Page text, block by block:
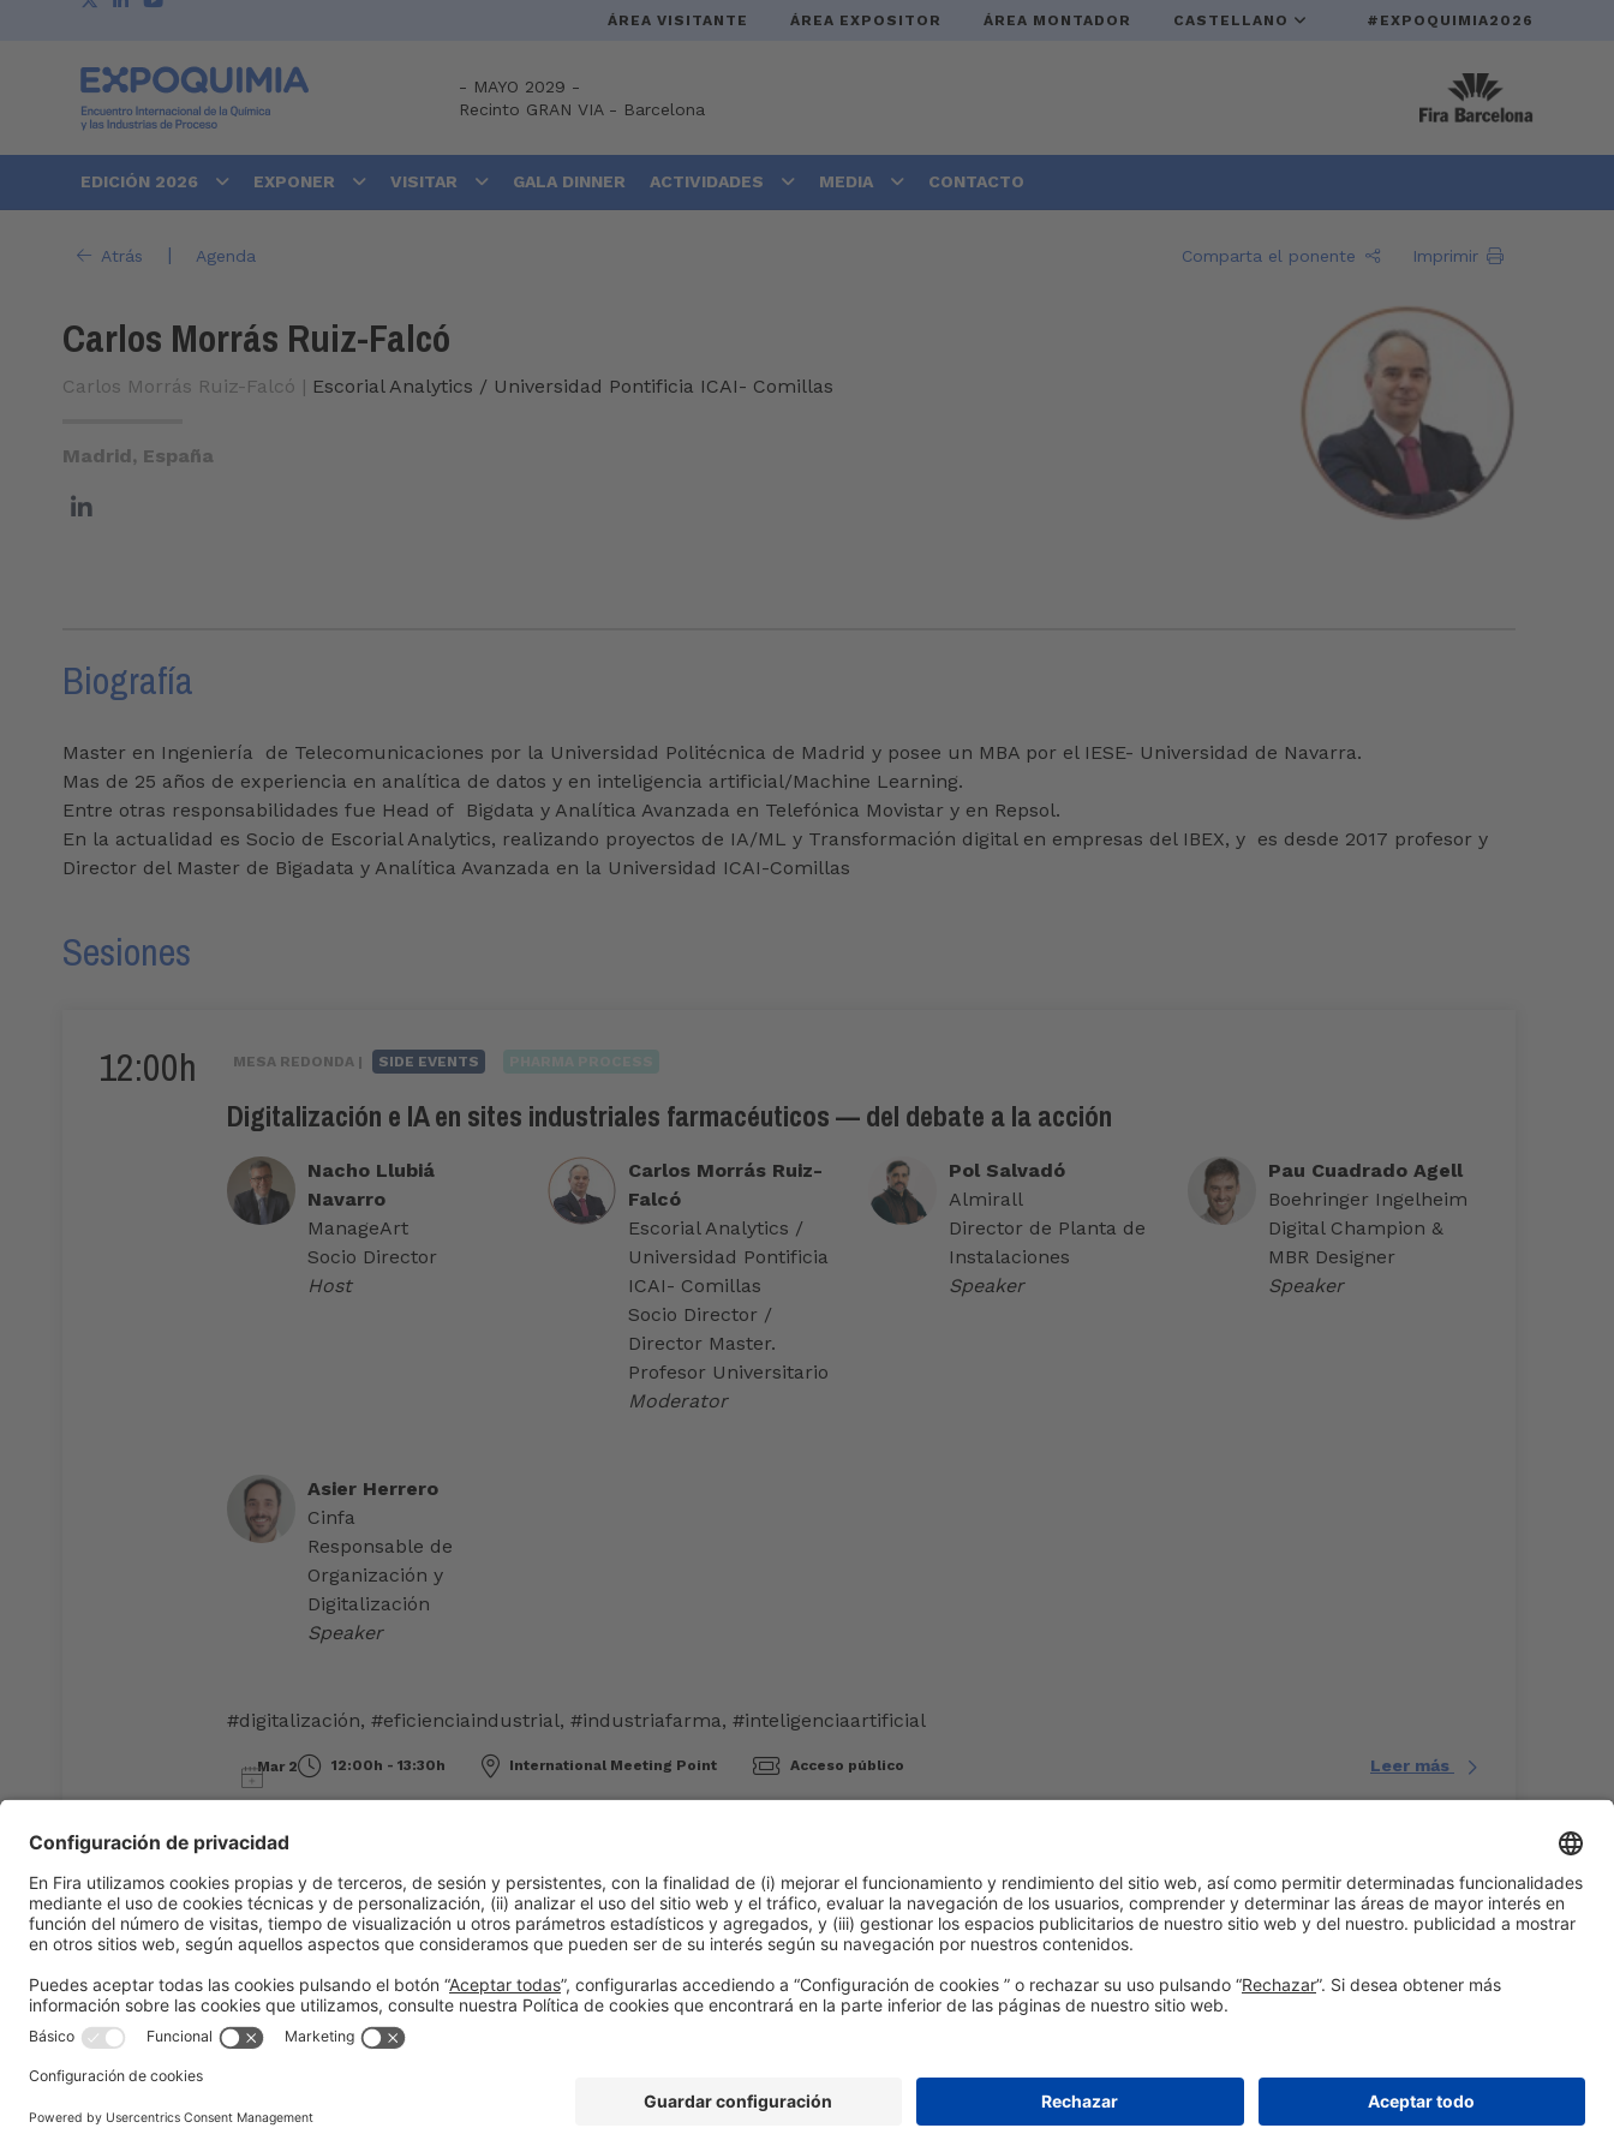
ÁREA VISITANTE ÁREA EXPOSITOR ÁREA MONTADOR CASTELLANO #EXPOQUIMIA2026
- MAYO 2029 -
Recinto GRAN VIA- Barcelona
EDICIÓN 2026 EXPONER VISITAR GALA DINNER ACTIVIDADES MEDIA CONTACTO
Atrás | Agenda Comparta el ponente Imprimir
Carlos Morrás Ruiz-Falcó
Carlos Morrás Ruiz-Falcó | Escorial Analytics / Universidad Pontificia ICAI- Comillas
Madrid, España
Biografía
Master en Ingeniería de Telecomunicaciones por la Universidad Politécnica de Madrid y posee un MBA por el IESE- Universidad de Navarra.
Mas de 25 años de experiencia en analítica de datos y en inteligencia artificial/Machine Learning.
Entre otras responsabilidades fue Head of Bigdata y Analítica Avanzada en Telefónica Movistar y en Repsol.
En la actualidad es Socio de Escorial Analytics, realizando proyectos de IA/ML y Transformación digital en empresas del IBEX, y es desde 2017 profesor y
Director del Master de Bigadata y Analítica Avanzada en la Universidad ICAI-Comillas
Sesiones
12:00h MESA REDONDA | SIDE EVENTS
Digitalización e IA en sites industriales farmacéuticos — del debate a la acción
Pol Salvadó
Almirall
Director de Planta de
Instalaciones
Speaker
Nacho Llubiá
Navarro
ManageArt
Socio Director
Host
Carlos Morrás Ruiz-
Falcó
Escorial Analytics /
Universidad Pontificia
ICAI- Comillas
Socio Director /
Director Master.
Profesor Universitario
Moderator
Pau Cuadrado Agell
Boehringer Ingelheim
Digital Champion &
MBR Designer
Speaker
Asier Herrero
Cinfa
Responsable de
Organización y
Digitalización
Speaker
#digitalización, #eficienciaindustrial, #industriafarma, #inteligenciaartificial
Mar 2 12:00h - 13:30h International Meeting Point Acceso público Leer más
Información generalAviso legal Política de privacidad
#EXPOQUIMIA2026
en las redes sociales
© 2026 Fira de Barcelona